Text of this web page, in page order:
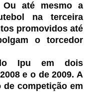
até mesmo a
na terceira
promovidos até
o torcedor
Ipu em dois
e o de 2009. A
competição em